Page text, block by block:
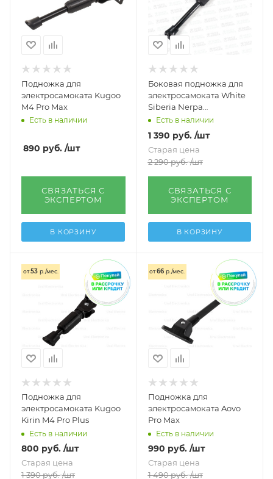
Подножка для
электросамоката Kugoo
M4 Pro Max
Есть в наличии
890 руб. /шт
СВЯЗАТЬСЯ С
ЭКСПЕРТОМ
В КОРЗИНУ
Боковая подножка для
электросамоката White
Siberia Nerpa
pro/Sputnik
Есть в наличии
1 390 руб. /шт
Старая цена
2 290руб. /шт
СВЯЗАТЬСЯ С
ЭКСПЕРТОМ
В КОРЗИНУ
от53 р./мес.
Подножка для
электросамоката Kugoo
Kirin M4 Pro Plus
Есть в наличии
800 руб. /шт
Старая цена
1 390руб. /шт
от66 р./мес.
Подножка для
электросамоката Aovo
Pro Max
Есть в наличии
990 руб. /шт
Старая цена
1 490руб. /шт